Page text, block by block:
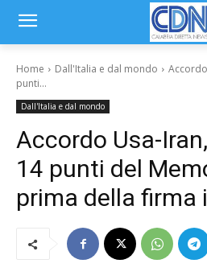
Home Dall'Italia e dal mondo
punti...
Dall'Italia e dal mondo
Accordo Usa-
14 punti del
prima della firma